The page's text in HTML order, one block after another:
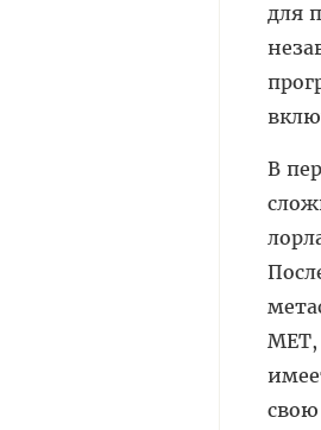
для
В
свою